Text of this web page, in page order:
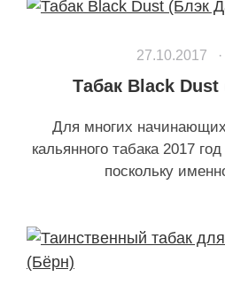
27.10.2017 ·
Табак Black Dust
Для многих
кальянного табака 2017
поскольку